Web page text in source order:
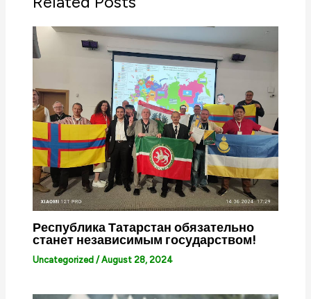
Республика Татарстан обязательно
станет независимым государством!
Uncategorized /August 28, 2024